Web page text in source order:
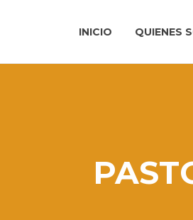
INICIO QUIENES